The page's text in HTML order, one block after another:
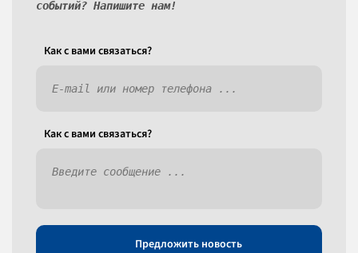
событий? Напишите нам!
Как c вами связаться?
Как c вами связаться?
Предложить новость